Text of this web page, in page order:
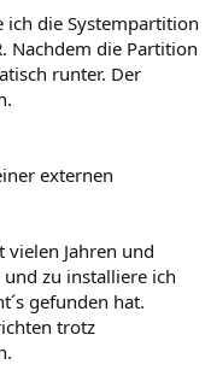
ich die Systempartition
Nachdem die Partition
runter. Der
externen
vielen Jahren und
zu installiere ich
gefunden hat.
trotz